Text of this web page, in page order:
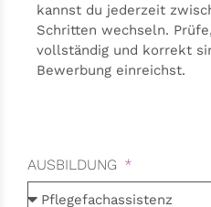
kannst du jederzeit
Schritten wechseln.
vollständig und korrekt
Bewerbung einreichst.
AUSBILDUNG